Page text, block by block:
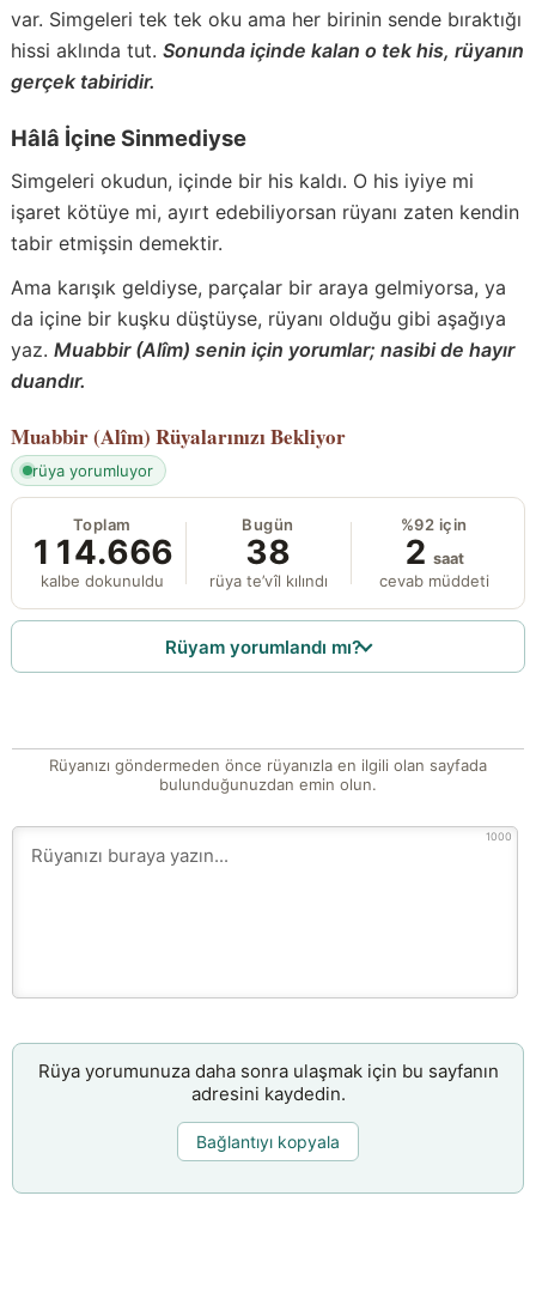
var. Simgeleri tek tek oku ama her birinin sende bıraktığı
hissi aklında tut. Sonunda içinde kalan o tek his, rüyanın
gerçek tabiridir.
Hâlâ İçine Sinmediyse
Simgeleri okudun, içinde bir his kaldı. O his iyiye mi
işaret kötüye mi, ayırt edebiliyorsan rüyanı zaten kendin
tabir etmişsin demektir.
Ama karışık geldiyse, parçalar bir araya gelmiyorsa, ya
da içine bir kuşku düştüyse, rüyanı olduğu gibi aşağıya
yaz. Muabbir (Alîm) senin için yorumlar; nasibi de hayır
duandır.
Muabbir (Alîm) Rüyalarınızı Bekliyor
rüya yorumluyor
Toplam
114.666
kalbe dokunuldu
Bugün
38
rüya te’vîl kılındı
%92 için
2 saat
cevab müddeti
Rüyam yorumlandı mı?
Rüyanızı göndermeden önce rüyanızla en ilgili olan sayfada
bulunduğunuzdan emin olun.
1000
Rüya yorumunuza daha sonra ulaşmak için bu sayfanın
adresini kaydedin.
Bağlantıyı kopyala